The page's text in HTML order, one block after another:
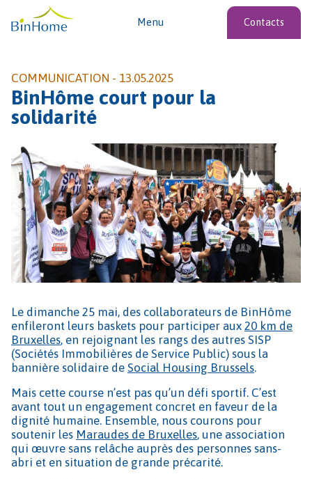
Menu Contacts
COMMUNICATION - 13.05.2025
BinHôme court pour la
solidarité
Le dimanche 25 mai, des collaborateurs de BinHôme
enfileront leurs baskets pour participer aux 20 km de
Bruxelles, en rejoignant les rangs des autres SISP
(Sociétés Immobilières de Service Public) sous la
bannière solidaire de Social Housing Brussels.
Mais cette course n’est pas qu’un défi sportif. C’est
avant tout un engagement concret en faveur de la
dignité humaine. Ensemble, nous courons pour
soutenir les Maraudes de Bruxelles, une association
qui œuvre sans relâche auprès des personnes sans-
abri et en situation de grande précarité.